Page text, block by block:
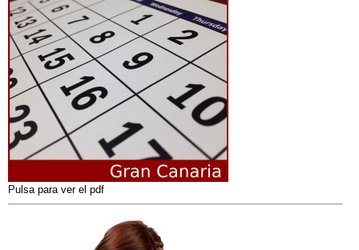
Pulsa para ver el pdf